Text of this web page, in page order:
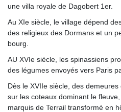
une villa royale de Dagobert 1er.
Au XIe siècle, le village dépend
des religieux des Dormans et un
bourg.
AU XVIe siècle, les spinassiens
des légumes envoyés vers Paris
Dès le XVIIe siècle, des
sur les coteaux dominant le
marquis de Terrail transformé en